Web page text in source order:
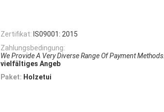
Zertifikat: IS09001: 2015
Zahlungsbedingung:
We Provide A Very Diverse Range Of Payment Methods.
vielfältiges Angeb
Paket: Holzetui